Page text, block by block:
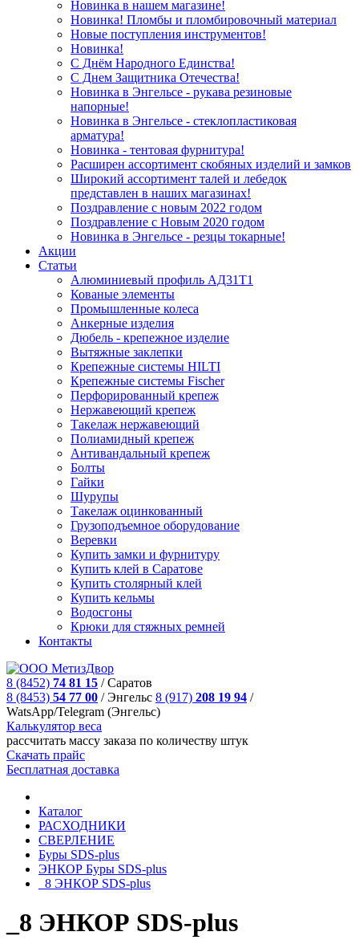
Новинка в нашем магазине!
Новинка! Пломбы и пломбировочный материал
Новые поступления инструментов!
Новинка!
С Днём Народного Единства!
С Днем Защитника Отечества!
Новинка в Энгельсе - рукава резиновые
напорные!
Новинка в Энгельсе - стеклопластиковая
арматура!
Новинка - тентовая фурнитура!
Расширен ассортимент скобяных изделий и замков
Широкий ассортимент талей и лебедок
представлен в наших магазинах!
Поздравление с новым 2022 годом
Поздравление с Новым 2020 годом
Новинка в Энгельсе - резцы токарные!
Акции
Статьи
Алюминиевый профиль АД31Т1
Кованые элементы
Промышленные колеса
Анкерные изделия
Дюбель - крепежное изделие
Вытяжные заклепки
Крепежные системы HILTI
Крепежные системы Fischer
Перфорированный крепеж
Нержавеющий крепеж
Такелаж нержавеющий
Полиамидный крепеж
Антивандальный крепеж
Болты
Гайки
Шурупы
Такелаж оцинкованный
Грузоподъемное оборудование
Веревки
Купить замки и фурнитуру
Купить клей в Саратове
Купить столярный клей
Купить кельмы
Водосгоны
Крюки для стяжных ремней
Контакты
8 (8452) 74 81 15 /Саратов
8 (8453) 54 77 00 /Энгельс 8 (917) 208 19 94 /
WatsApp/Telegram (Энгельс)
Калькулятор веса
рассчитать массу заказа по количеству штук
Скачать прайс
Бесплатная доставка
Каталог
РАСХОДНИКИ
СВЕРЛЕНИЕ
Буры SDS-plus
ЭНКОР Буры SDS-plus
_8 ЭНКОР SDS-plus
_8 ЭНКОР SDS-plus